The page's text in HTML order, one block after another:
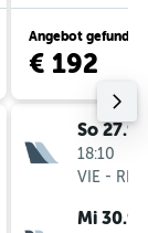
Angebot gefunden
€ 192
So 27.9.
18:10
VIE - RNS
Mi 30.9.